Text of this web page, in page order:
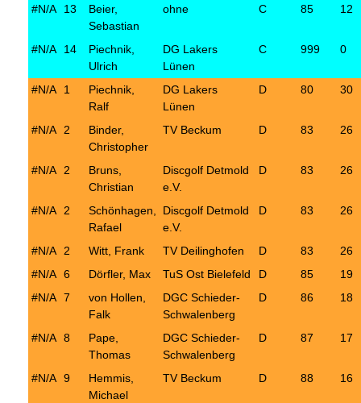
#N/A 13
Beier,
Sebastian
ohne C 85 12
#N/A 14
Piechnik,
Ulrich
DG Lakers
Lünen
C 999 0
#N/A 1
Piechnik,
Ralf
DG Lakers
Lünen
D 80 30
#N/A 2
Binder,
Christopher
TV Beckum D 83 26
#N/A 2
Bruns,
Christian
Discgolf Detmold
e.V.
D 83 26
#N/A 2
Schönhagen,
Rafael
Discgolf Detmold
e.V.
D 83 26
#N/A 2 Witt, Frank TV Deilinghofen D 83
26
#N/A 6 Dörfler, Max TuS Ost Bielefeld D 85
19
#N/A 7
von Hollen,
Falk
DGC Schieder-
Schwalenberg
D 86 18
#N/A 8
Pape,
Thomas
DGC Schieder-
Schwalenberg
D 87 17
#N/A 9
Hemmis,
Michael
TV Beckum D 88 16